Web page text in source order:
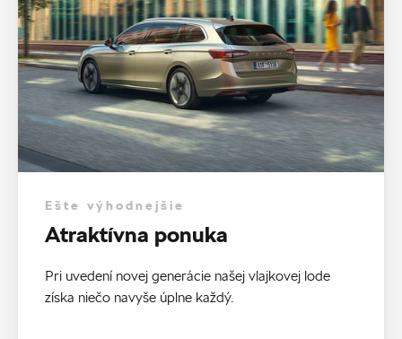
Ešte výhodnejšie
Atraktívna ponuka
Pri uvedení novej generácie našej vlajkovej lode
získa niečo navyše úplne každý.